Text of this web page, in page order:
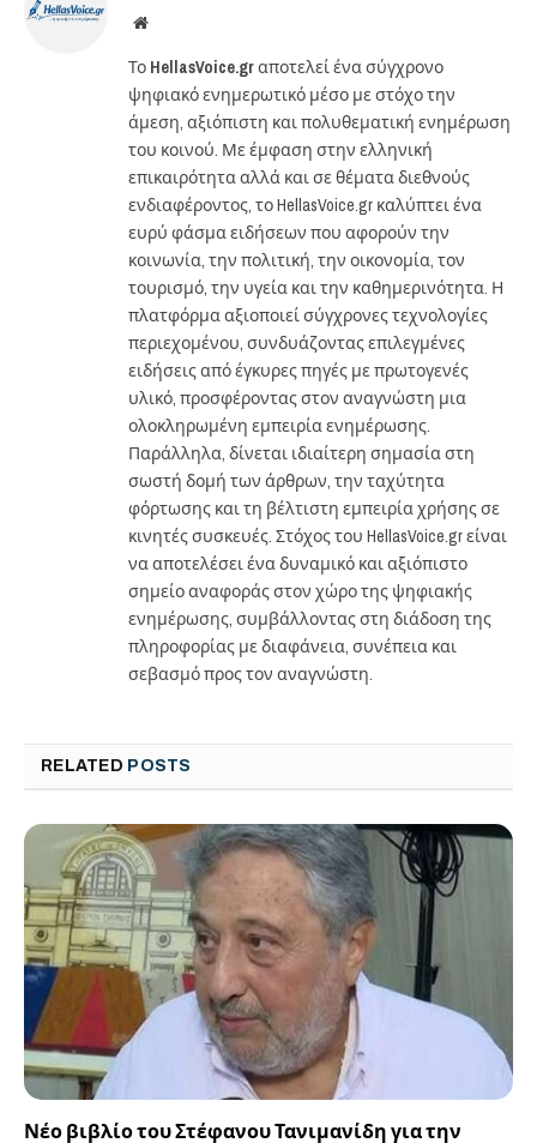
Website
Το HellasVoice.grαποτελεί ένα σύγχρονο
ψηφιακό ενημερωτικό μέσο με στόχο την
άμεση, αξιόπιστη και πολυθεματική ενημέρωση
του κοινού. Με έμφαση στην ελληνική
επικαιρότητα αλλά και σε θέματα διεθνούς
ενδιαφέροντος, το HellasVoice.gr καλύπτει ένα
ευρύ φάσμα ειδήσεων που αφορούν την
κοινωνία, την πολιτική, την οικονομία, τον
τουρισμό, την υγεία και την καθημερινότητα. Η
πλατφόρμα αξιοποιεί σύγχρονες τεχνολογίες
περιεχομένου, συνδυάζοντας επιλεγμένες
ειδήσεις από έγκυρες πηγές με πρωτογενές
υλικό, προσφέροντας στον αναγνώστη μια
ολοκληρωμένη εμπειρία ενημέρωσης.
Παράλληλα, δίνεται ιδιαίτερη σημασία στη
σωστή δομή των άρθρων, την ταχύτητα
φόρτωσης και τη βέλτιστη εμπειρία χρήσης σε
κινητές συσκευές. Στόχος του HellasVoice.gr είναι
να αποτελέσει ένα δυναμικό και αξιόπιστο
σημείο αναφοράς στον χώρο της ψηφιακής
ενημέρωσης, συμβάλλοντας στη διάδοση της
πληροφορίας με διαφάνεια, συνέπεια και
σεβασμό προς τον αναγνώστη.
RELATED POSTS
Νέο βιβλίο του Στέφανου Τανιμανίδη για την